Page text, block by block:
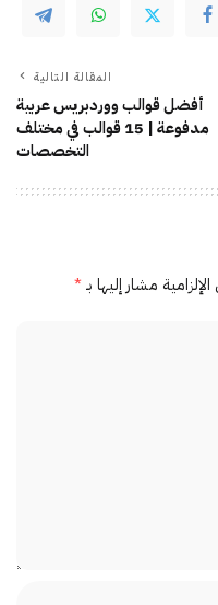
المقالة التالية
أفضل قوالب ووردبريس عربية
مدفوعة | 15 قوالب في مختلف
التخصصات
مشار إليها بـ*